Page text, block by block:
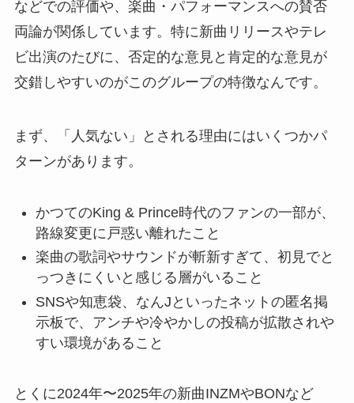
などでの評価や、楽曲・パフォーマンスへの賛否
両論が関係しています。特に新曲リリースやテレ
ビ出演のたびに、否定的な意見と肯定的な意見が
交錯しやすいのがこのグループの特徴なんです。
まず、「人気ない」とされる理由にはいくつかパ
ターンがあります。
かつてのKing & Prince時代のファンの一部が、
路線変更に戸惑い離れたこと
楽曲の歌詞やサウンドが斬新すぎて、初見でと
っつきにくいと感じる層がいること
SNSや知恵袋、なんJといったネットの匿名掲
示板で、アンチや冷やかしの投稿が拡散されや
すい環境があること
とくに2024年〜2025年の新曲INZMやBONなど